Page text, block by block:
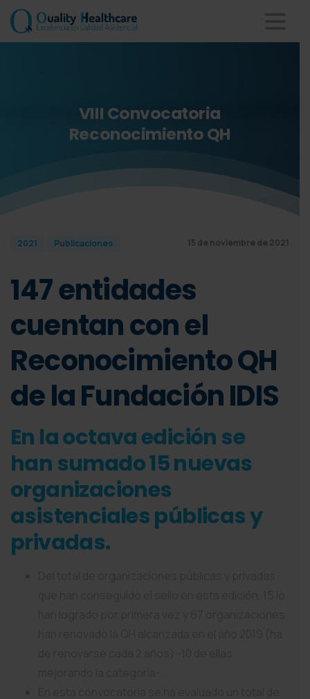
VIII Convocatoria
ReconocimientoQH
2021 Publicaciones 15 de noviembre de 2021
147 entidades
cuentan con el
Reconocimiento QH
de la Fundación IDIS
En la octava edición se
han sumado 15 nuevas
organizaciones
asistenciales públicas y
privadas.